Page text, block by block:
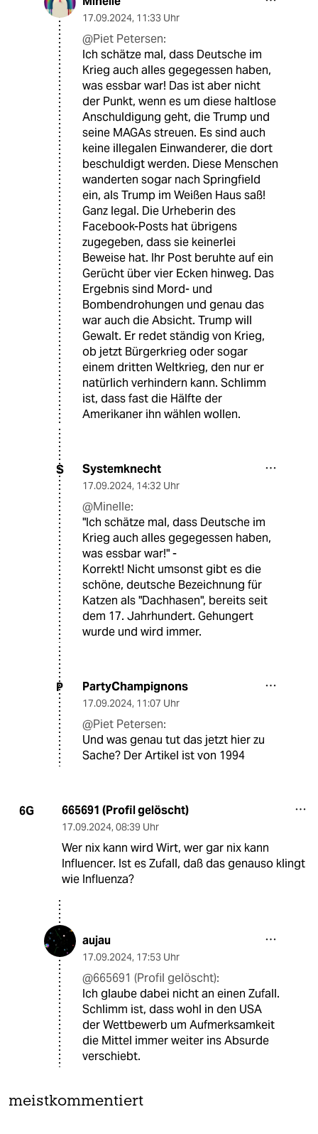
17.09.2024, 11:33 Uhr
@Piet Petersen:
Ich schätze mal, dass Deutsche im
Krieg auch alles gegegessen haben,
was essbar war! Das ist aber nicht
der Punkt, wenn es um diese haltlose
Anschuldigung geht, die Trump und
seine MAGAs streuen. Es sind auch
keine illegalen Einwanderer, die dort
beschuldigt werden. Diese Menschen
wanderten sogar nach Springfield
ein, als Trump im Weißen Haus saß!
Ganz legal. Die Urheberin des
Facebook-Posts hat übrigens
zugegeben, dass sie keinerlei
Beweise hat. Ihr Post beruhte auf ein
Gerücht über vier Ecken hinweg. Das
Ergebnis sind Mord- und
Bombendrohungen und genau das
war auch die Absicht. Trump will
Gewalt. Er redet ständig von Krieg,
ob jetzt Bürgerkrieg oder sogar
einem dritten Weltkrieg, den nur er
natürlich verhindern kann. Schlimm
ist, dass fast die Hälfte der
Amerikaner ihn wählen wollen.
S Systemknecht
17.09.2024, 14:32 Uhr
@Minelle:
"Ich schätze mal, dass Deutsche im
Krieg auch alles gegegessen haben,
was essbar war!" -
Korrekt! Nicht umsonst gibt es die
schöne, deutsche Bezeichnung für
Katzen als "Dachhasen", bereits seit
dem 17. Jahrhundert. Gehungert
wurde und wird immer.
P PartyChampignons
17.09.2024, 11:07 Uhr
@Piet Petersen:
Und was genau tut das jetzt hier zu
Sache? Der Artikel ist von 1994
6G 665691 (Profil gelöscht)
17.09.2024, 08:39 Uhr
Wer nix kann wird Wirt, wer gar nix kann
Influencer. Ist es Zufall, daß das genauso klingt
wie Influenza?
aujau
17.09.2024, 17:53 Uhr
@665691 (Profil gelöscht):
Ich glaube dabei nicht an einen Zufall.
Schlimm ist, dass wohl in den USA
der Wettbewerb um Aufmerksamkeit
die Mittel immer weiter ins Absurde
verschiebt.
meistkommentiert